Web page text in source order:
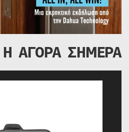
Η ΑΓΟΡΑ ΣΗΜΕΡΑ